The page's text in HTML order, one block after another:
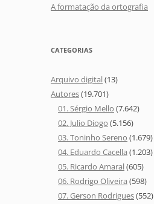
A formatação da ortografia
CATEGORIAS
Arquivo digital(13)
Autores(19.701)
01. Sérgio Mello (7.642)
02. Julio Diogo (5.156)
03. Toninho Sereno (1.679)
04. Eduardo Cacella (1.203)
05. Ricardo Amaral(605)
06. Rodrigo Oliveira (598)
07. Gerson Rodrigues(552)